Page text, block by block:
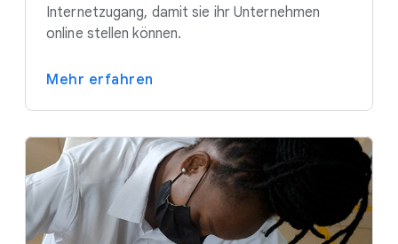
Internetzugang, damit sie ihr Unternehmen
online stellen können.
Mehr erfahren